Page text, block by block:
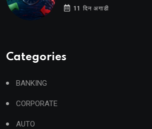
11 दिन अगाडी
Categories
BANKING
CORPORATE
AUTO